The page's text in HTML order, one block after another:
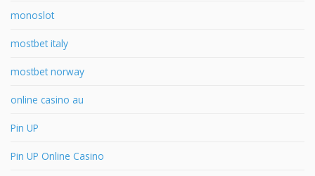
monoslot
mostbet italy
mostbet norway
online casino au
Pin UP
Pin UP Online Casino